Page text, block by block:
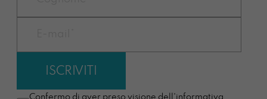
Confermo di aver preso visione dell'informativa